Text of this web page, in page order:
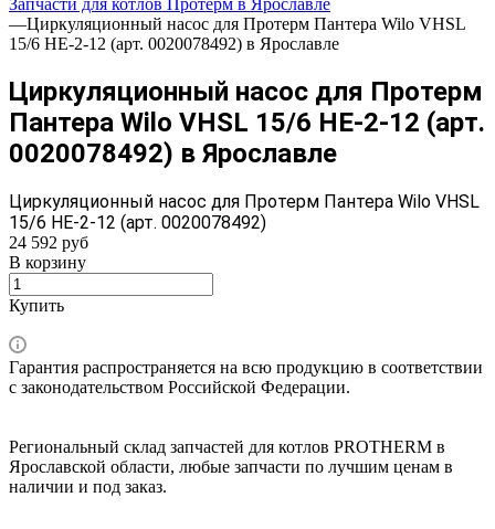
Запчасти для котлов Протерм в Ярославле
—Циркуляционный насос для Протерм Пантера Wilo VHSL
15/6 HE-2-12 (арт. 0020078492) в Ярославле
Циркуляционный насос для Протерм
Пантера Wilo VHSL 15/6 HE-2-12 (арт.
0020078492) в Ярославле
Циркуляционный насос для Протерм Пантера Wilo VHSL
15/6 HE-2-12 (арт. 0020078492)
24 592 руб
В корзину
Купить
Гарантия распространяется на всю продукцию в соответствии
с законодательством Российской Федерации.
Региональный склад запчастей для котлов PROTHERM в
Ярославской области, любые запчасти по лучшим ценам в
наличии и под заказ.